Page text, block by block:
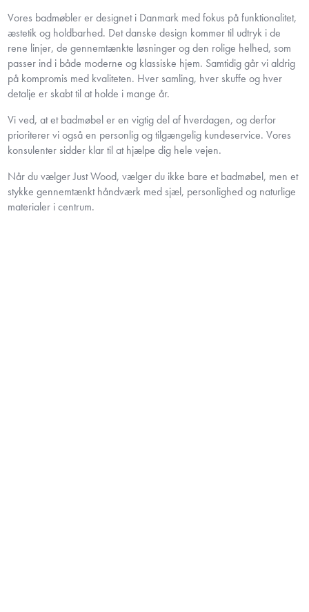
Vores badmøbler er designet i Danmark med fokus på funktionalitet,
æstetik og holdbarhed. Det danske design kommer til udtryk i de
rene linjer, de gennemtænkte løsninger og den rolige helhed, som
passer ind i både moderne og klassiske hjem. Samtidig går vi aldrig
på kompromis med kvaliteten. Hver samling, hver skuffe og hver
detalje er skabt til at holde i mange år.
Vi ved, at et badmøbel er en vigtig del af hverdagen, og derfor
prioriterer vi også en personlig og tilgængelig kundeservice. Vores
konsulenter sidder klar til at hjælpe dig hele vejen.
Når du vælger Just Wood, vælger du ikke bare et badmøbel, men et
stykke gennemtænkt håndværk med sjæl, personlighed og naturlige
materialer i centrum.